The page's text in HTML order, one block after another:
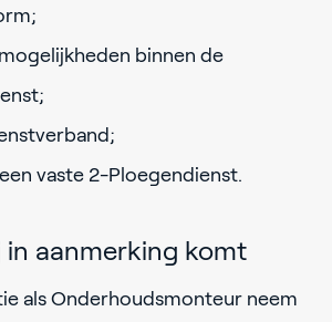
binnen de
vaste 2-Ploegendienst.
in aanmerking komt
als Onderhoudsmonteur neem